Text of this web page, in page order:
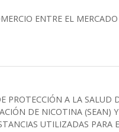
ENTRE EL
PROTECCIÓN A LA SALUD
DE NICOTINA (SEAN)
UTILIZADAS PARA